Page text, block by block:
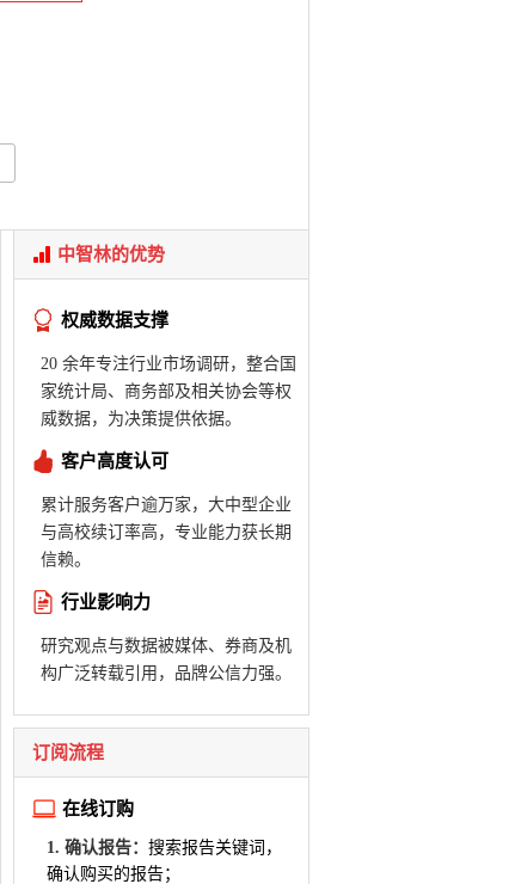
中智林的优势
权威数据支撑
20 余年专注行业市场调研，整合国
家统计局、商务部及相关协会等权
威数据，为决策提供依据。
客户高度认可
累计服务客户逾万家，大中型企业
与高校续订率高，专业能力获长期
信赖。
行业影响力
研究观点与数据被媒体、券商及机
构广泛转载引用，品牌公信力强。
订阅流程
在线订购
1. 确认报告： 搜索报告关键词，
确认购买的报告；